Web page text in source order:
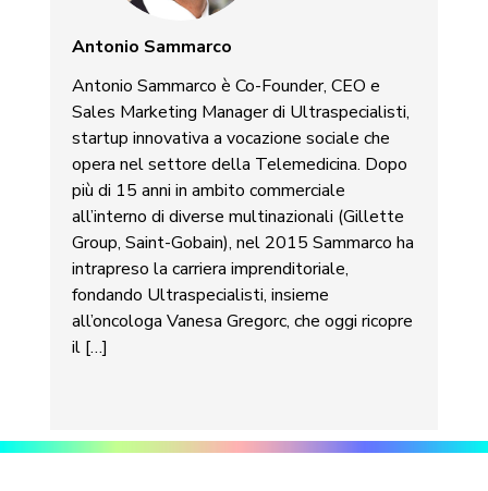
Antonio Sammarco
Antonio Sammarco è Co-Founder, CEO e
Sales Marketing Manager di Ultraspecialisti,
startup innovativa a vocazione sociale che
opera nel settore della Telemedicina. Dopo
più di 15 anni in ambito commerciale
all’interno di diverse multinazionali (Gillette
Group, Saint-Gobain), nel 2015 Sammarco ha
intrapreso la carriera imprenditoriale,
fondando Ultraspecialisti, insieme
all’oncologa Vanesa Gregorc, che oggi ricopre
il […]